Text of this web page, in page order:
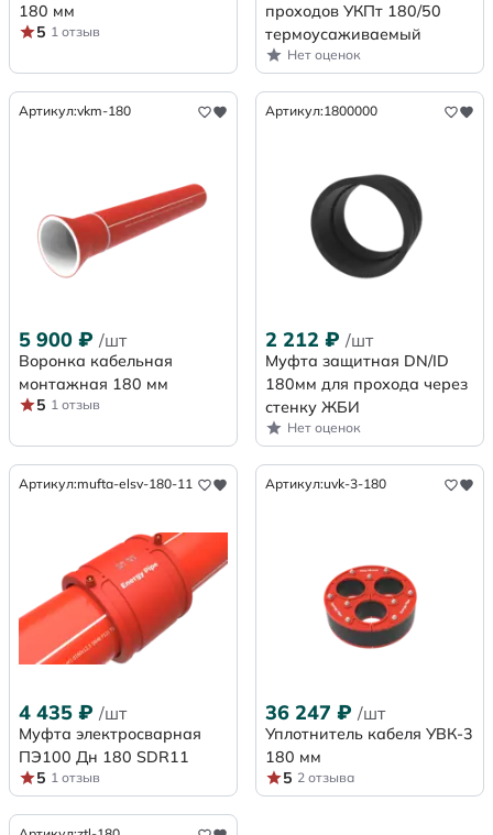
180 мм
5 1 отзыв
проходов УКПт 180/50
термоусаживаемый
Нет оценок
Артикул:vkm-180
5 900 ₽ /шт
Воронка кабельная
монтажная 180 мм
5 1 отзыв
Артикул:1800000
2 212 ₽ /шт
Муфта защитная DN/ID
180мм для прохода через
стенку ЖБИ
Нет оценок
Артикул:mufta-elsv-180-11
4 435 ₽ /шт
Муфта электросварная
ПЭ100 Дн 180 SDR11
5 1 отзыв
Артикул:uvk-3-180
36 247 ₽ /шт
Уплотнитель кабеля УВК-3
180 мм
5 2 отзыва